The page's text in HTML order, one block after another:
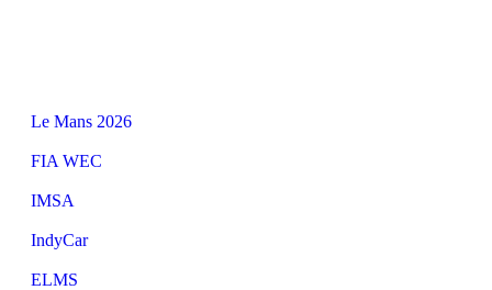
Le Mans 2026
FIA WEC
IMSA
IndyCar
ELMS